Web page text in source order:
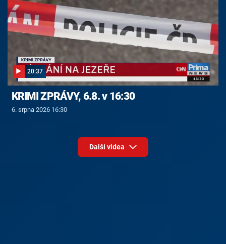
20:37
KRIMI ZPRÁVY, 6.8. v 16:30
6. srpna 2026 16:30
Další videa